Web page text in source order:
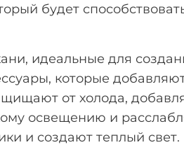
будет
идеальные для
которые
от холода,
освещению и
и создают теплый свет.